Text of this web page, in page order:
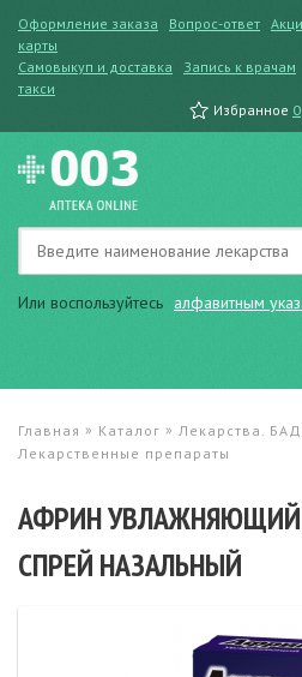
Оформление заказа Вопрос-ответ
карты
Самовыкуп и доставка
Запись к врачам
такси
Избранное 0
Или воспользуйтесь алфавитным
Главная » Каталог » Лекарства.
Лекарственные препараты
АФРИН УВЛАЖНЯЮЩИЙ
СПРЕЙ НАЗАЛЬНЫЙ